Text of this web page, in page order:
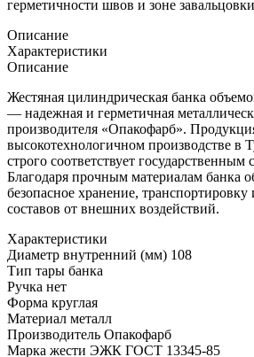
герметичности швов и зоне
Описание
Характеристики
Описание
Жестяная цилиндрическая банка
— надежная и герметичная
производителя «Опакофарб».
высокотехнологичном производстве в
строго соответствует государственным
Благодаря прочным материалам банка
безопасное хранение,
составов от внешних воздействий.
Характеристики
Диаметр внутренний (мм) 108
Тип тары банка
Ручка нет
Форма круглая
Материал металл
Производитель Опакофарб
Марка жести ЭЖК ГОСТ 13345-85